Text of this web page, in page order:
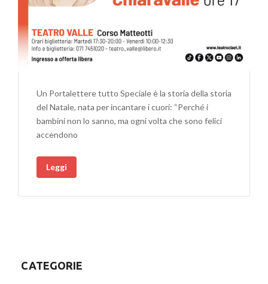
Un Portalettere tutto Speciale è la storia della storia
del Natale, nata per incantare i cuori: “Perché i
bambini non lo sanno, ma ogni volta che sono felici
accendono
Leggi
CATEGORIE